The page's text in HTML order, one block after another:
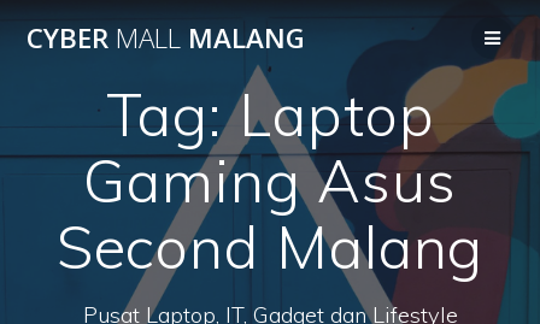
to
content
CYBER MALL MALANG
Tag:Laptop
Gaming Asus
Second Malang
Pusat Laptop, IT, Gadget dan Lifestyle